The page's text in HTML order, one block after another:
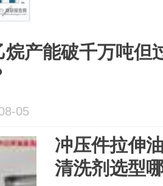
烷产能破千万吨但
05
冲压件拉伸
清洗剂选型